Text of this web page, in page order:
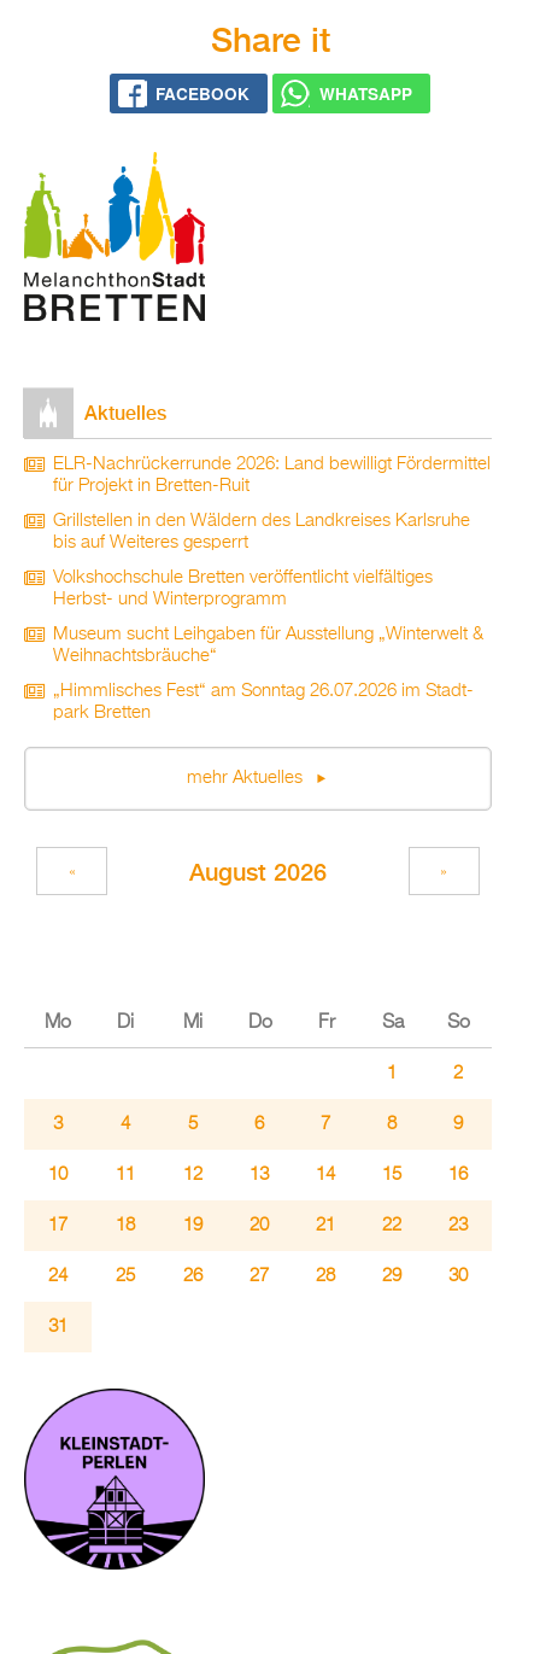
Share it
FACE­BOOK WHATS­APP
Ak­tu­el­les
ELR-Nach­rü­ck­er­run­de 2026: Land be­wil­ligt För­der­mit­tel
für Pro­jekt in Brett­en-Ruit
Grill­stel­len in den Wäl­dern des Land­krei­ses Karls­ru­he
bis auf Wei­te­res ge­sperrt
Volks­hoch­schu­le Brett­en ver­öf­fent­licht viel­fäl­ti­ges
Herbst- und Win­ter­pro­gramm
Mu­se­um sucht Leih­ga­ben für Aus­stel­lung „Win­ter­welt &
Weih­nachts­bräu­che“
„Himm­li­sches Fest“ am Sonn­tag 26.07.2026 im Stadt­
park Brett­en
mehr Ak­tu­el­les
Au­gust 2026
« »
Mo Di Mi Do Fr Sa So
1 2
3 4 5 6 7 8 9
10 11 12 13 14 15 16
17 18 19 20 21 22 23
24 25 26 27 28 29 30
31